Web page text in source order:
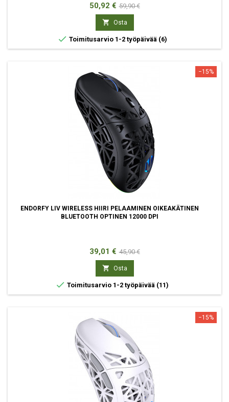
Hinta
50,92 € Normaali
hinta
59,90 €
 Osta
 Toimitusarvio 1-2 työpäivää (6)
−15%
ENDORFY LIV WIRELESS HIIRI PELAAMINEN OIKEAKÄTINEN
BLUETOOTH OPTINEN 12000 DPI
Hinta
39,01 € Normaali
hinta
45,90 €
 Osta
 Toimitusarvio 1-2 työpäivää (11)
−15%